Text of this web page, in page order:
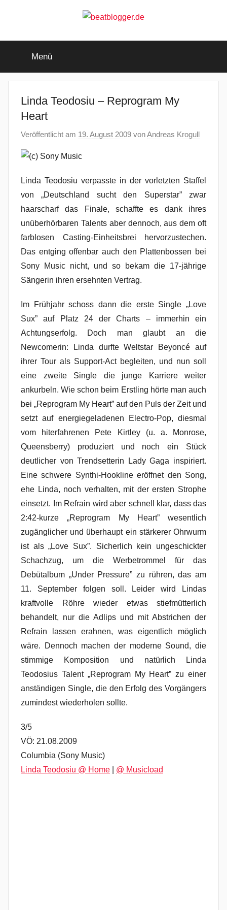
beatblogger.de
beat
goes
Menü
Linda Teodosiu – Reprogram My
Heart
Veröffentlicht am 19. August 2009 vonAndreas Krogull
Linda Teodosiu verpasste in der vorletzten Staffel
von „Deutschland sucht den Superstar” zwar
haarscharf das Finale, schaffte es dank ihres
unüberhörbaren Talents aber dennoch, aus dem oft
farblosen Casting-Einheitsbrei hervorzustechen.
Das entging offenbar auch den Plattenbossen bei
Sony Music nicht, und so bekam die 17-jährige
Sängerin ihren ersehnten Vertrag.
Im Frühjahr schoss dann die erste Single „Love
Sux” auf Platz 24 der Charts – immerhin ein
Achtungserfolg. Doch man glaubt an die
Newcomerin: Linda durfte Weltstar Beyoncé auf
ihrer Tour als Support-Act begleiten, und nun soll
eine zweite Single die junge Karriere weiter
ankurbeln. Wie schon beim Erstling hörte man auch
bei „Reprogram My Heart” auf den Puls der Zeit und
setzt auf energiegeladenen Electro-Pop, diesmal
vom hiterfahrenen Pete Kirtley (u. a. Monrose,
Queensberry) produziert und noch ein Stück
deutlicher von Trendsetterin Lady Gaga inspiriert.
Eine schwere Synthi-Hookline eröffnet den Song,
ehe Linda, noch verhalten, mit der ersten Strophe
einsetzt. Im Refrain wird aber schnell klar, dass das
2:42-kurze „Reprogram My Heart” wesentlich
zugänglicher und überhaupt ein stärkerer Ohrwurm
ist als „Love Sux”. Sicherlich kein ungeschickter
Schachzug, um die Werbetrommel für das
Debütalbum „Under Pressure” zu rühren, das am
11. September folgen soll. Leider wird Lindas
kraftvolle Röhre wieder etwas stiefmütterlich
behandelt, nur die Adlips und mit Abstrichen der
Refrain lassen erahnen, was eigentlich möglich
wäre. Dennoch machen der moderne Sound, die
stimmige Komposition und natürlich Linda
Teodosius Talent „Reprogram My Heart” zu einer
anständigen Single, die den Erfolg des Vorgängers
zumindest wiederholen sollte.
3/5
VÖ: 21.08.2009
Columbia (Sony Music)
Linda Teodosiu @ Home
@ Musicload